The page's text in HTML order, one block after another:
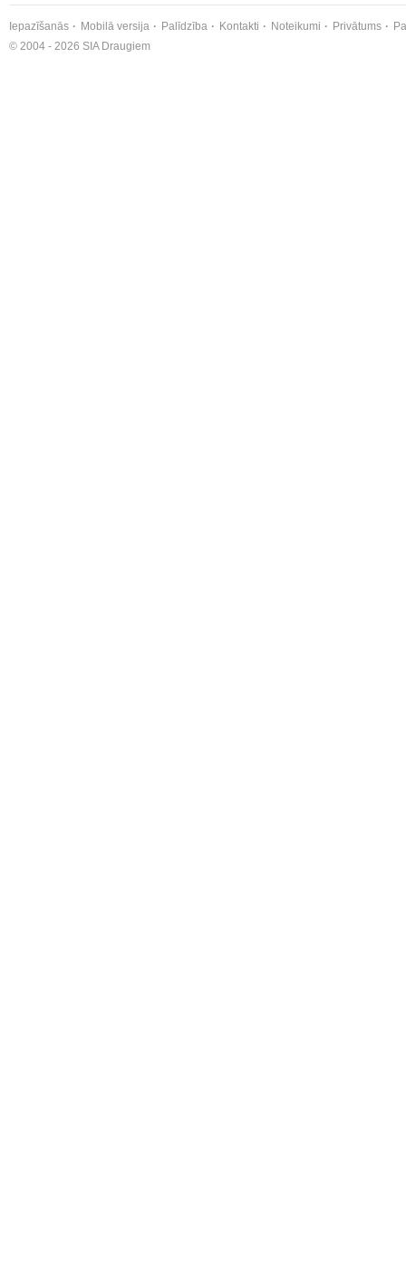
Iepazīšanās Mobilā versija Palīdzība Kontakti Noteikumi Privātums
© 2004 - 2026 SIA Draugiem